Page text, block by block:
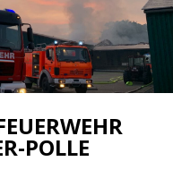
POLLE